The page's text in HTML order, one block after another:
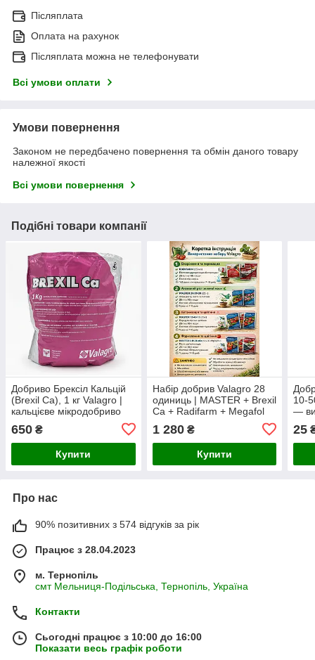
Післяплата
Оплата на рахунок
Післяплата можна не телефонувати
Всі умови оплати
Умови повернення
Законом не передбачено повернення та обмін даного товару
належної якості
Всі умови повернення
Подібні товари компанії
Добриво Брексіл Кальцій
(Brexil Ca), 1 кг Valagro |
кальцієве мікродобриво
підживлення овочів, саду
та ягідних
650 ₴
Купити
Набір добрив Valagro 28
одиниць | MASTER + Brexil
Ca + Radifarm + Megafol
1 280₴
Купити
10-
—
25
Про нас
90% позитивних з 574 відгуків за рік
Працює з 28.04.2023
м. Тернопіль
смт Мельниця-Подільська, Тернопіль, Україна
Контакти
Сьогодні працює з 10:00 до 16:00
Показати весь графік роботи